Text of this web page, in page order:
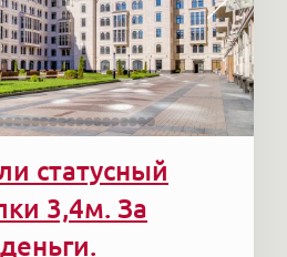
статусный
3,4м. За